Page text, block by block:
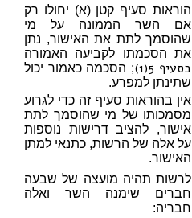
הוראות סעיף קטן (א) יחולו רק
אם השר הממונה על מי
שהוסמך לתת את האישור, נתן
את הסכמתו לקביעה האמורה
בסעיף 5(1)
; הסכמה כאמור יכול
שתינתן למפרע.
אין בהוראות סעיף זה כדי לגרוע
מסמכותו של מי שהוסמך לתת
אישור, להציב דרישות נוספות
על אלה של הרשות, כתנאי למתן
האישור.
לרשות תהיה מועצה של שבעה
חברים שימנה השר ואלה
חבריה: